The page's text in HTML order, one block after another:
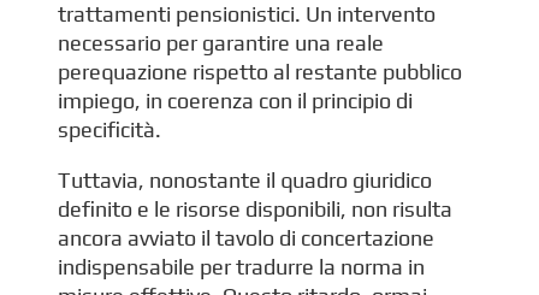
trattamenti pensionistici. Un intervento
necessario per garantire una reale
perequazione rispetto al restante pubblico
impiego, in coerenza con il principio di
specificità.
Tuttavia, nonostante il quadro giuridico
definito e le risorse disponibili, non risulta
ancora avviato il tavolo di concertazione
indispensabile per tradurre la norma in